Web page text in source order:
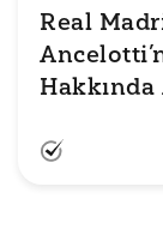
Real
Hakkında